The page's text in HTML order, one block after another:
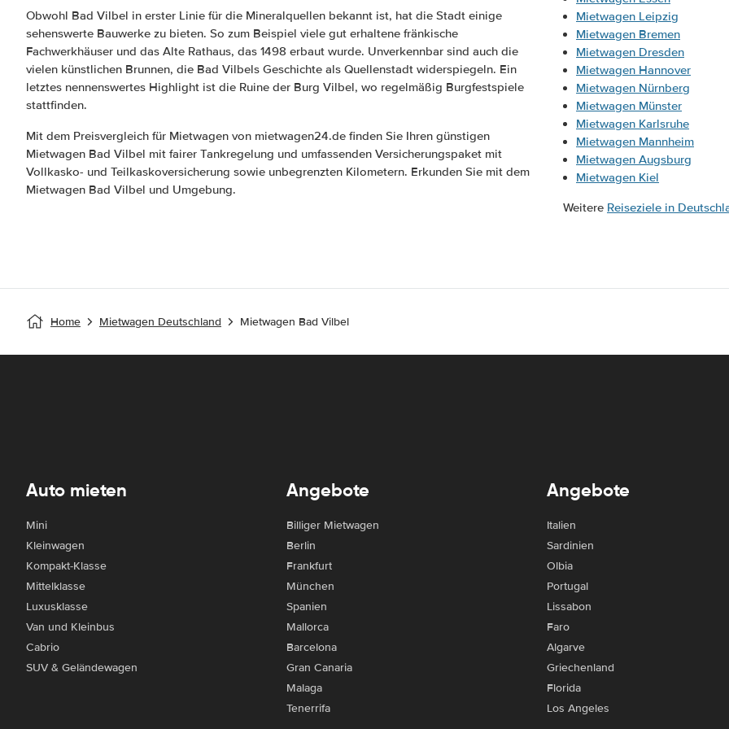
Obwohl Bad Vilbel in erster Linie für die Mineralquellen bekannt ist, hat die Stadt einige
sehenswerte Bauwerke zu bieten. So zum Beispiel viele gut erhaltene fränkische
Fachwerkhäuser und das Alte Rathaus, das 1498 erbaut wurde. Unverkennbar sind auch die
vielen künstlichen Brunnen, die Bad Vilbels Geschichte als Quellenstadt widerspiegeln. Ein
letztes nennenswertes Highlight ist die Ruine der Burg Vilbel, wo regelmäßig Burgfestspiele
stattfinden.
Mit dem Preisvergleich für Mietwagen von mietwagen24.de finden Sie Ihren günstigen
Mietwagen Bad Vilbel mit fairer Tankregelung und umfassenden Versicherungspaket mit
Vollkasko- und Teilkaskoversicherung sowie unbegrenzten Kilometern. Erkunden Sie mit dem
Mietwagen Bad Vilbel und Umgebung.
Mietwagen Leipzig
Mietwagen Bremen
Mietwagen Dresden
Mietwagen Hannover
Mietwagen Nürnberg
Mietwagen Münster
Mietwagen Karlsruhe
Mietwagen Mannheim
Mietwagen Augsburg
Mietwagen Kiel
Weitere Reiseziele in
Home Mietwagen Deutschland Mietwagen Bad Vilbel
Auto mieten
Mini
Kleinwagen
Kompakt-Klasse
Mittelklasse
Luxusklasse
Van und Kleinbus
Cabrio
SUV & Geländewagen
Angebote
Billiger Mietwagen
Berlin
Frankfurt
München
Spanien
Mallorca
Barcelona
Gran Canaria
Malaga
Tenerrifa
Angebote
Italien
Sardinien
Olbia
Portugal
Lissabon
Faro
Algarve
Griechenland
Florida
Los Angeles